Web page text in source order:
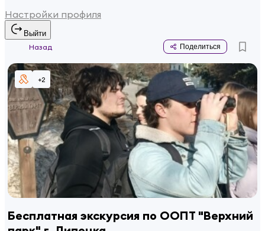
Настройки профиля
Выйти
Назад
Поделиться
+2
Бесплатная экскурсия по ООПТ "Верхний